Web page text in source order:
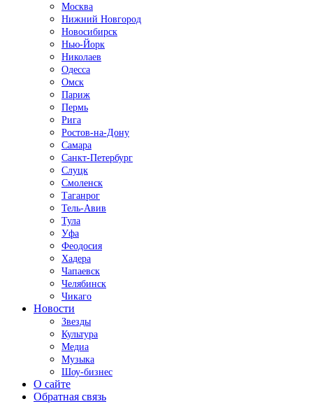
Москва
Нижний Новгород
Новосибирск
Нью-Йорк
Николаев
Одесса
Омск
Париж
Пермь
Рига
Ростов-на-Дону
Самара
Санкт-Петербург
Слуцк
Смоленск
Таганрог
Тель-Авив
Тула
Уфа
Феодосия
Хадера
Чапаевск
Челябинск
Чикаго
Новости
Звезды
Культура
Медиа
Музыка
Шоу-бизнес
О сайте
Обратная связь